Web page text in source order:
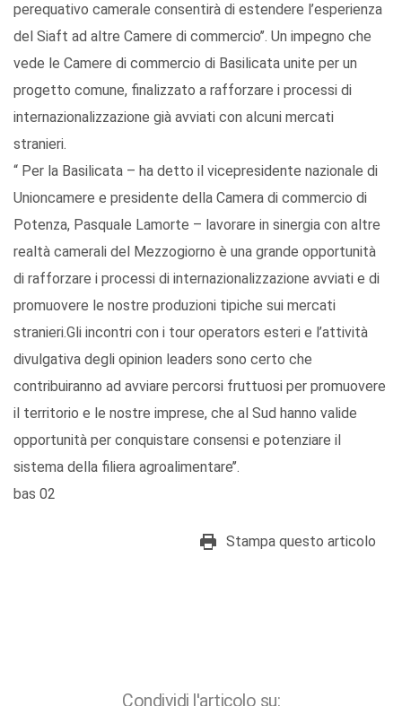
perequativo camerale consentirà di estendere l’esperienza
del Siaft ad altre Camere di commercio’’. Un impegno che
vede le Camere di commercio di Basilicata unite per un
progetto comune, finalizzato a rafforzare i processi di
internazionalizzazione già avviati con alcuni mercati
stranieri.
“ Per la Basilicata – ha detto il vicepresidente nazionale di
Unioncamere e presidente della Camera di commercio di
Potenza, Pasquale Lamorte – lavorare in sinergia con altre
realtà camerali del Mezzogiorno è una grande opportunità
di rafforzare i processi di internazionalizzazione avviati e di
promuovere le nostre produzioni tipiche sui mercati
stranieri.Gli incontri con i tour operators esteri e l’attività
divulgativa degli opinion leaders sono certo che
contribuiranno ad avviare percorsi fruttuosi per promuovere
il territorio e le nostre imprese, che al Sud hanno valide
opportunità per conquistare consensi e potenziare il
sistema della filiera agroalimentare’’.
bas 02
Stampa questo articolo
Condividi l'articolo su: